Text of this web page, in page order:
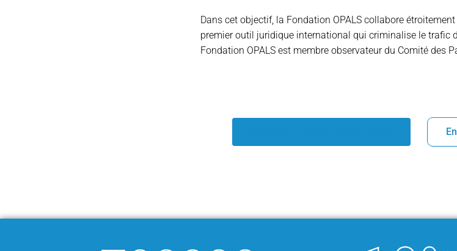
Dans cet objectif, la Fondation OPALS collabore
premier outil juridique international qui criminalise le trafic
Fondation OPALS est membre observateur du Comité des